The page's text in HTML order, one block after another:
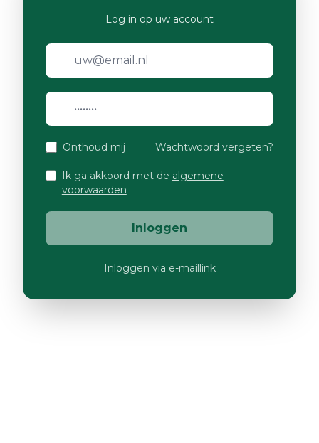
Log in op uw account
Onthoud mij Wachtwoord vergeten?
Ik ga akkoord met de algemene
voorwaarden
Inloggen
Inloggen via e-maillink